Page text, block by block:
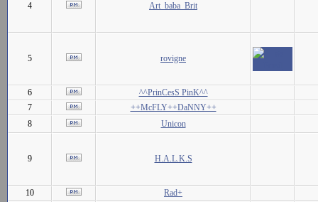
4 Art_baba_Brit
5 rovigne
6
^^PrinCesS PinK^^
7
++McFLY++DaNNY++
8
Unicon
9 H.A.L.K.S
10
Rad+